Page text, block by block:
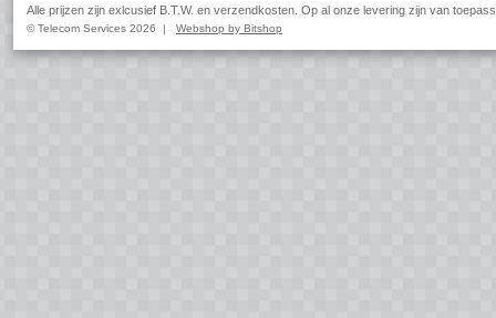
Alle prijzen zijn exlcusief B.T.W. en verzendkosten. Op al onze levering zijn van
© Telecom Services 2026 | Webshop by Bitshop